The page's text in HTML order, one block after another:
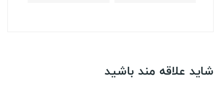
شاید علاقه مند باشید